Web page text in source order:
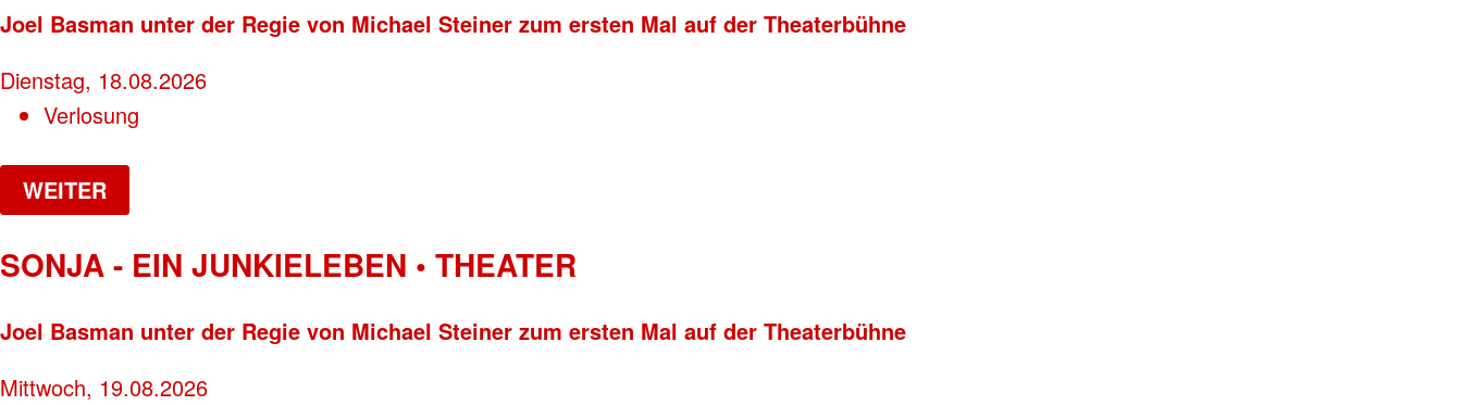
Joel Basman unter der Regie von Michael Steiner zum ersten Mal auf der Theaterbühne
Dienstag, 18.08.2026
Verlosung
WEITER
SONJA - EIN JUNKIELEBEN • THEATER
Joel Basman unter der Regie von Michael Steiner zum ersten Mal auf der Theaterbühne
Mittwoch, 19.08.2026